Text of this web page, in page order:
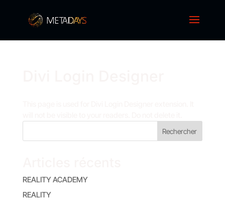
Rechercher
REALITY ACADEMY
REALITY